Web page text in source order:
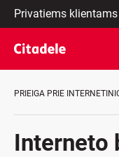
Privatiems
klientams
Verslo
klientams
Private
Apie
REWARDS
lt
LT
EN
PRIEIGA PRIE
Interneto